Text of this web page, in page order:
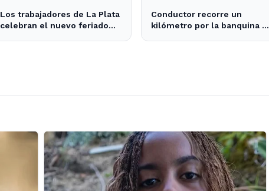
Los trabajadores de La Plata
celebran el nuevo feriado
Conductor recorre un
kilómetro por la banquina en